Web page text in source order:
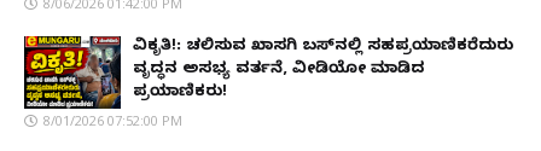
ವಿಕೃತಿ!: ಚಲಿಸುವ ಖಾಸಗಿ ಬಸ್‌ನಲ್ಲಿ ಸಹಪ್ರಯಾಣಿಕರೆದುರು
ವೃದ್ಧನ ಅಸಭ್ಯ ವರ್ತನೆ, ವೀಡಿಯೋ ಮಾಡಿದ
ಪ್ರಯಾಣಿಕರು!
8/01/2026 07:52:00 PM